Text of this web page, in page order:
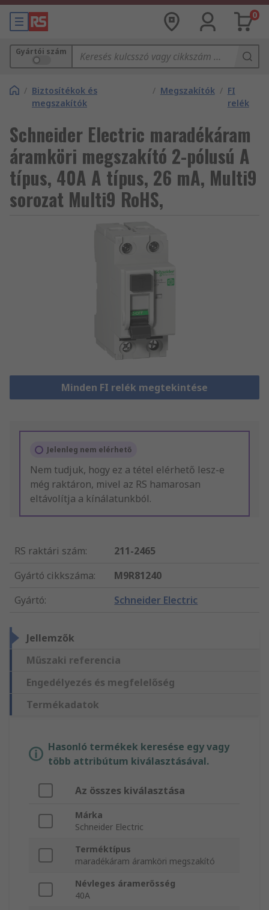
0
Gyártói szám
/ Biztosítékok és
megszakítók
/ Megszakítók / FI
relék
Schneider Electric maradékáram
áramköri megszakító 2-pólusú A
típus, 40A A típus, 26 mA, Multi9
sorozat Multi9 RoHS,
Minden FI relék megtekintése
Jelenleg nem elérhető
Nem tudjuk, hogy ez a tétel elérhető lesz-e
még raktáron, mivel az RS hamarosan
eltávolítja a kínálatunkból.
RS raktári szám:
211-2465
Gyártó cikkszáma:
M9R81240
Gyártó: Schneider Electric
Jellemzők
Műszaki referencia
Engedélyezés és megfelelőség
Termékadatok
Hasonló termékek keresése egy vagy
több attribútum kiválasztásával.
Az összes kiválasztása
Márka
Schneider Electric
Terméktípus
maradékáram áramköri megszakító
Névleges áramerősség
40A